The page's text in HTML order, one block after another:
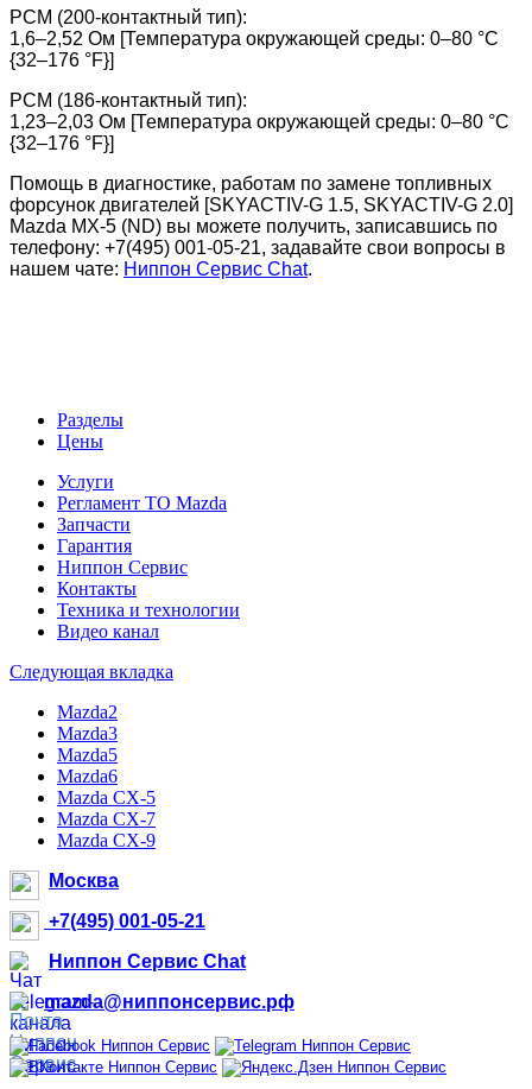
PCM (200-контактный тип):
1,6–2,52 Ом [Температура окружающей среды: 0–80 °C
{32–176 °F}]
PCM (186-контактный тип):
1,23–2,03 Ом [Температура окружающей среды: 0–80 °C
{32–176 °F}]
Помощь в диагностике, работам по замене топливных
форсунок двигателей [SKYACTIV-G 1.5, SKYACTIV-G 2.0]
Mazda MX-5 (ND) вы можете получить, записавшись по
телефону: +7(495) 001-05-21, задавайте свои вопросы в
нашем чате: Ниппон Сервис Chat.
Разделы
Цены
Услуги
Регламент ТО Mazda
Запчасти
Гарантия
Ниппон Сервис
Контакты
Техника и технологии
Видео канал
Следующая вкладка
Mazda2
Mazda3
Mazda5
Mazda6
Mazda CX-5
Mazda CX-7
Mazda CX-9
Москва
+7(495) 001-05-21
Ниппон Сервис Chat
mazda@ниппонсервис.рф